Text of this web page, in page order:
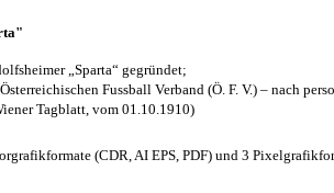
„Sparta“ gegründet;
Fussball Verband (Ö. F. V.) – nach
Tagblatt, vom 01.10.1910)
(CDR, AI EPS, PDF) und 3